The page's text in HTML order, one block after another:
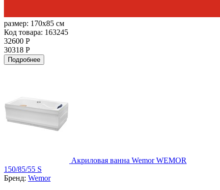
размер: 170x85 см
Код товара: 163245
32600 Р
30318 Р
Подробнее
Акриловая ванна Wemor WEMOR
150/85/55 S
Бренд: Wemor